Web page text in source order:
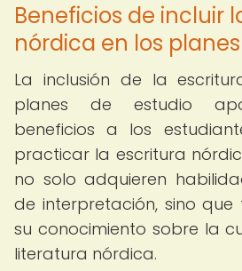
Beneficios de incluir
nórdica en los
La inclusión de la
planes de estudio
beneficios a los
practicar la escritura
no solo adquieren
de interpretación, sino
su conocimiento sobre la
literatura nórdica.